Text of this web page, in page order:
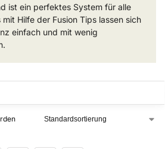
ist ein perfektes System für alle
Hilfe der Fusion Tips lassen sich
einfach und mit wenig